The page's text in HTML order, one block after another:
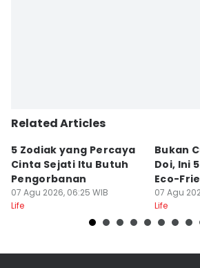
Related Articles
5 Zodiak yang Percaya
Cinta Sejati Itu Butuh
Pengorbanan
07 Agu 2026, 06:25 WIB
Life
Bukan
Doi, Ini
Eco-
07 Agu
Life